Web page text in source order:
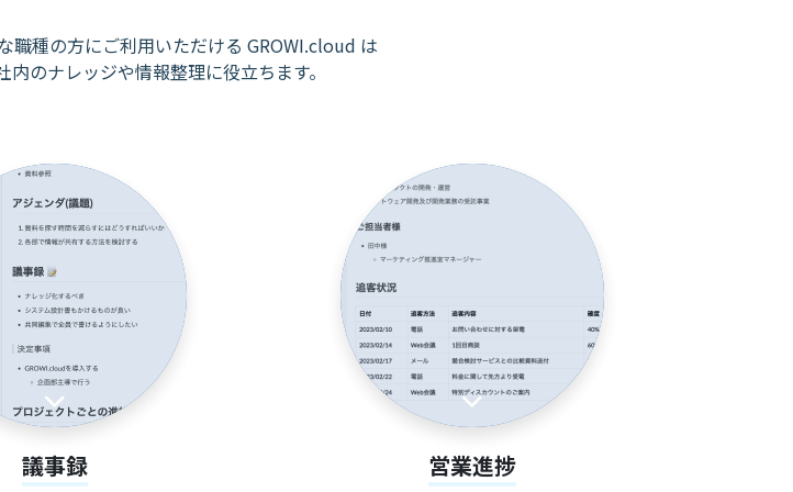
職種の方にご利用いただける GROWI.cloud は
内のナレッジや情報整理に役立ちます。
議事録 営業進捗